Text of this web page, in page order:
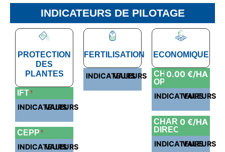
INDICATEURS DE PILOTAGE
PROTECTION
DES
PLANTES
IFT ?
INDICATEURS
VALEURS
CEPP ?
INDICATEURS
VALEURS
FERTILISATION
INDICATEURS
VALEURS
ECONOMIQUE
CHARGES
0.00 €/HA
INDICATEURS
VALEURS
CHARGES
DIRECTES
0 €/HA
INDICATEURS
VALEURS